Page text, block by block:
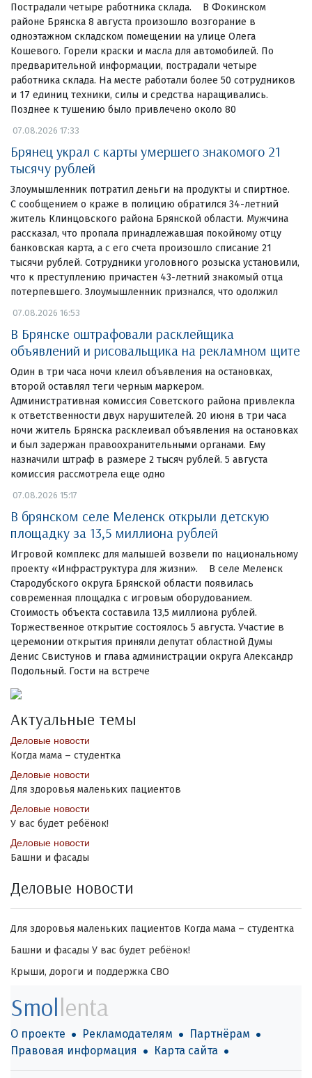
Пострадали четыре работника склада. В Фокинском
районе Брянска 8 августа произошло возгорание в
одноэтажном складском помещении на улице Олега
Кошевого. Горели краски и масла для автомобилей. По
предварительной информации, пострадали четыре
работника склада. На месте работали более 50 сотрудников
и 17 единиц техники, силы и средства наращивались.
Позднее к тушению было привлечено около 80
07.08.2026 17:33
Брянец украл с карты умершего знакомого 21
тысячу рублей
Злоумышленник потратил деньги на продукты и спиртное.
С сообщением о краже в полицию обратился 34-летний
житель Клинцовского района Брянской области. Мужчина
рассказал, что пропала принадлежавшая покойному отцу
банковская карта, а с его счета произошло списание 21
тысячи рублей. Сотрудники уголовного розыска установили,
что к преступлению причастен 43-летний знакомый отца
потерпевшего. Злоумышленник признался, что одолжил
07.08.2026 16:53
В Брянске оштрафовали расклейщика
объявлений и рисовальщика на рекламном щите
Один в три часа ночи клеил объявления на остановках,
второй оставлял теги черным маркером.
Административная комиссия Советского района привлекла
к ответственности двух нарушителей. 20 июня в три часа
ночи житель Брянска расклеивал объявления на остановках
и был задержан правоохранительными органами. Ему
назначили штраф в размере 2 тысяч рублей. 5 августа
комиссия рассмотрела еще одно
07.08.2026 15:17
В брянском селе Меленск открыли детскую
площадку за 13,5 миллиона рублей
Игровой комплекс для малышей возвели по национальному
проекту «Инфраструктура для жизни». В селе Меленск
Стародубского округа Брянской области появилась
современная площадка с игровым оборудованием.
Стоимость объекта составила 13,5 миллиона рублей.
Торжественное открытие состоялось 5 августа. Участие в
церемонии открытия приняли депутат областной Думы
Денис Свистунов и глава администрации округа Александр
Подольный. Гости на встрече
Актуальные темы
Деловые новости
Когда мама – студентка
Деловые новости
Для здоровья маленьких пациентов
Деловые новости
У вас будет ребёнок!
Деловые новости
Башни и фасады
Деловые новости
Для здоровья маленьких пациентов Когда мама – студентка
Башни и фасады У вас будет ребёнок!
Крыши, дороги и поддержка СВО
Smollenta
О проекте Рекламодателям
Партнёрам
Правовая информация
Карта сайта